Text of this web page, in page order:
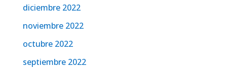
diciembre 2022
noviembre 2022
octubre 2022
septiembre 2022